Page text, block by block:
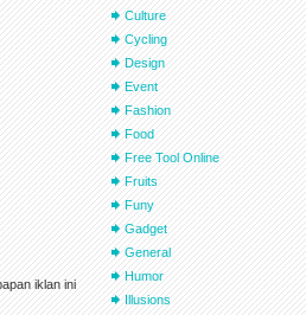
iklan ini
Culture
Cycling
Design
Event
Fashion
Food
Free Tool Online
Fruits
Funy
Gadget
General
Humor
Illusions